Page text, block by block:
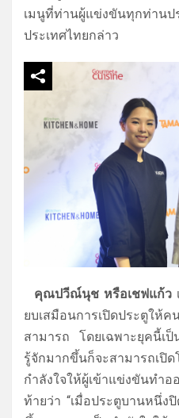
เมนูที่ท่านผู้แข่งขันทุกท่านป
ประเทศไทยกล่าว
คุณปวีณ์นุช หรือเชฟแก้ว
ยบเสมือนการเปิดประตูให้ค
สามารถ โดยเฉพาะยุคนี้เป็
รู้จักมากขึ้นก็จะสามารถเ
กำลังใจให้ผู้เข้าแข่งขันทำ
ท้ายว่า “เมื่อประตูบานหนึ่ง